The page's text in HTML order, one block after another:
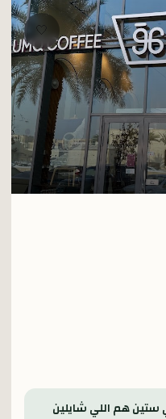
🤍
ستين هم اللي شايلين